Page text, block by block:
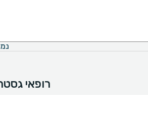
נמצאו 0 רופאי
רופאי